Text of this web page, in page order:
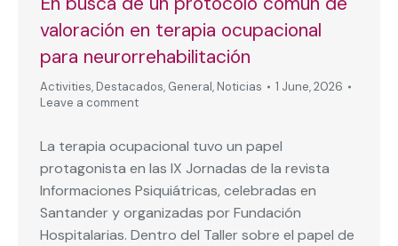
valoración en terapia ocupacional
para neurorrehabilitación
Activities, Destacados, General, Noticias
1 June, 2026
Leave a comment
La terapia ocupacional tuvo un papel
protagonista en las IX Jornadas de la revista
Informaciones Psiquiátricas, celebradas en
Santander y organizadas por Fundación
Hospitalarias. Dentro del Taller sobre el papel de